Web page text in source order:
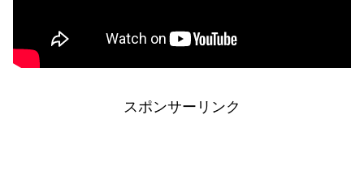
スポンサーリンク